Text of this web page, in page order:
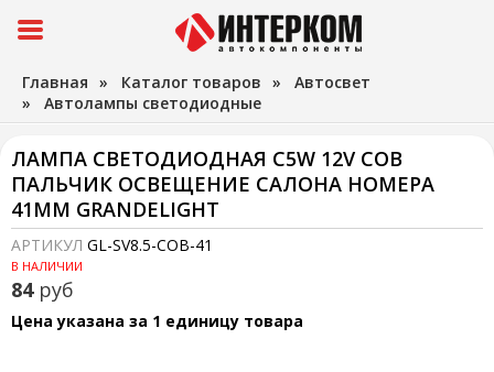
Главная » Каталог товаров » Автосвет
» Автолампы светодиодные
ЛАМПА СВЕТОДИОДНАЯ C5W 12V COB
ПАЛЬЧИК ОСВЕЩЕНИЕ САЛОНА НОМЕРА
41ММ GRANDELIGHT
АРТИКУЛ GL-SV8.5-COB-41
В НАЛИЧИИ
84 руб
Цена указана за 1 единицу товара